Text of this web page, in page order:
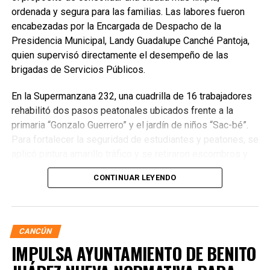
ordenada y segura para las familias. Las labores fueron
encabezadas por la Encargada de Despacho de la
Presidencia Municipal, Landy Guadalupe Canché Pantoja,
quien supervisó directamente el desempeño de las
brigadas de Servicios Públicos.
En la Supermanzana 232, una cuadrilla de 16 trabajadores
rehabilitó dos pasos peatonales ubicados frente a la
primaria “Gonzalo Guerrero” y el jardín de niños “Sac-bé”.
Para fortalecer la seguridad de estudiantes y peatones, se
residuos vegetales acumulados en la zona. Estas
acciones buscan garantizar entornos escolares más
CONTINUAR LEYENDO
CANCÚN
IMPULSA AYUNTAMIENTO DE BENITO